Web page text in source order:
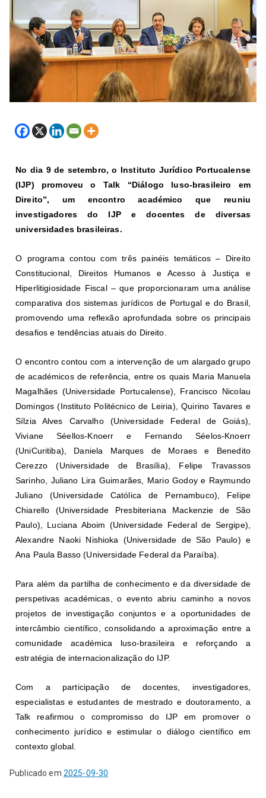
No dia 9 de setembro, o Instituto Jurídico Portucalense
(IJP) promoveu o Talk “Diálogo luso-brasileiro em
Direito”, um encontro académico que reuniu
investigadores do IJP e docentes de diversas
universidades brasileiras.
O programa contou com três painéis temáticos – Direito
Constitucional, Direitos Humanos e Acesso à Justiça e
Hiperlitigiosidade Fiscal – que proporcionaram uma análise
comparativa dos sistemas jurídicos de Portugal e do Brasil,
promovendo uma reflexão aprofundada sobre os principais
desafios e tendências atuais do Direito.
O encontro contou com a intervenção de um alargado grupo
de académicos de referência, entre os quais Maria Manuela
Magalhães (Universidade Portucalense), Francisco Nicolau
Domingos (Instituto Politécnico de Leiria), Quirino Tavares e
Sílzia Alves Carvalho (Universidade Federal de Goiás),
Viviane Séellos-Knoerr e Fernando Séelos-Knoerr
(UniCuritiba), Daniela Marques de Moraes e Benedito
Cerezzo (Universidade de Brasília), Felipe Travassos
Sarinho, Juliano Lira Guimarães, Mario Godoy e Raymundo
Juliano (Universidade Católica de Pernambuco), Felipe
Chiarello (Universidade Presbiteriana Mackenzie de São
Paulo), Luciana Aboim (Universidade Federal de Sergipe),
Alexandre Naoki Nishioka (Universidade de São Paulo) e
Ana Paula Basso (Universidade Federal da Paraíba).
Para além da partilha de conhecimento e da diversidade de
perspetivas académicas, o evento abriu caminho a novos
projetos de investigação conjuntos e a oportunidades de
intercâmbio científico, consolidando a aproximação entre a
comunidade académica luso-brasileira e reforçando a
estratégia de internacionalização do IJP.
Com a participação de docentes, investigadores,
especialistas e estudantes de mestrado e doutoramento, a
Talk reafirmou o compromisso do IJP em promover o
conhecimento jurídico e estimular o diálogo científico em
contexto global.
Publicado em 2025-09-30